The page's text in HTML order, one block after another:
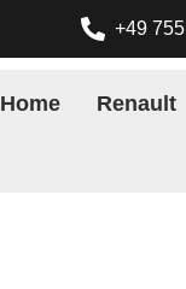
+49
Home Renault